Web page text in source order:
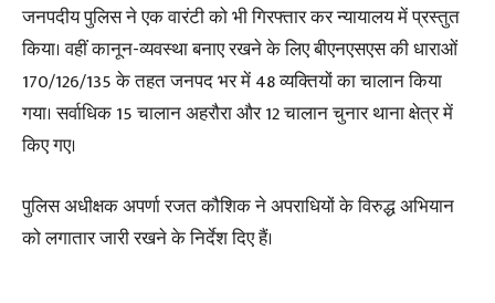
जनपदीय पुलिस ने एक वारंटी को भी गिरफ्तार कर न्यायालय में प्रस्तुत
किया। वहीं कानून-व्यवस्था बनाए रखने के लिए बीएनएसएस की धाराओं
170/126/135 के तहत जनपद भर में 48 व्यक्तियों का चालान किया
गया। सर्वाधिक 15 चालान अहरौरा और 12 चालान चुनार थाना क्षेत्र में
किए गए।
पुलिस अधीक्षक अपर्णा रजत कौशिक ने अपराधियों के विरुद्ध अभियान
को लगातार जारी रखने के निर्देश दिए हैं।